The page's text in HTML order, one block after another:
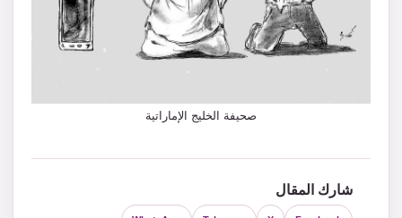
صحيفة الخليج الإماراتية
شارك المقال